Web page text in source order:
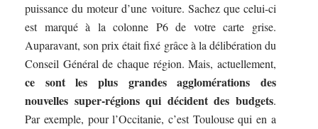
puissance du moteur d’une voiture. Sachez que celui-ci
est marqué à la colonne P6 de votre carte grise.
Auparavant, son prix était fixé grâce à la délibération du
Conseil Général de chaque région. Mais, actuellement,
ce sont les plus grandes agglomérations des
nouvelles super-régions qui décident des budgets.
Par exemple, pour l’Occitanie, c’est Toulouse qui en a